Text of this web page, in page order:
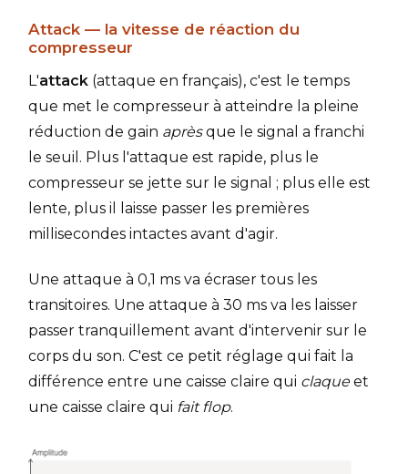
Attack — la vitesse de réaction du
compresseur
L'attack (attaque en français), c'est le temps
que met le compresseur à atteindre la pleine
réduction de gain aprèsque le signal a franchi
le seuil. Plus l'attaque est rapide, plus le
compresseur se jette sur le signal ; plus elle est
lente, plus il laisse passer les premières
millisecondes intactes avant d'agir.
Une attaque à 0,1 ms va écraser tous les
transitoires. Une attaque à 30 ms va les laisser
passer tranquillement avant d'intervenir sur le
corps du son. C'est ce petit réglage qui fait la
différence entre une caisse claire qui claqueet
une caisse claire qui fait flop.